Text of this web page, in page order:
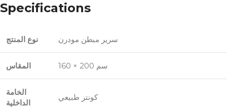
Specifications
نوع المنتج سرير مبطن مودرن
المقاس 160 × 200 سم
الخامة
الداخلية
كونتر طبيعي